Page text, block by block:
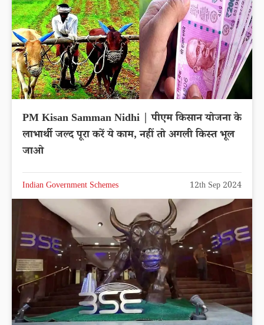
PM Kisan Samman Nidhi | पीएम किसान योजना के
लाभार्थी जल्द पूरा करें ये काम, नहीं तो अगली किस्त भूल
जाओ
Indian Government Schemes 12th Sep 2024